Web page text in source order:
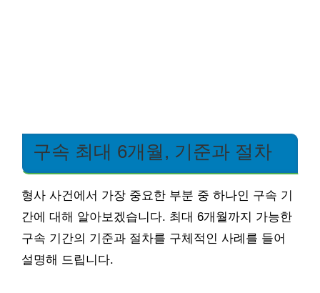
구속 최대 6개월, 기준과 절차
형사 사건에서 가장 중요한 부분 중 하나인 구속 기
간에 대해 알아보겠습니다. 최대 6개월까지 가능한
구속 기간의 기준과 절차를 구체적인 사례를 들어
설명해 드립니다.